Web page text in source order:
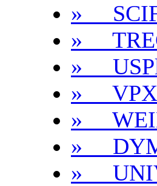
»
»
»
» VPX
»
»
»